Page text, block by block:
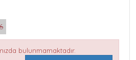
bulunmamaktadır.